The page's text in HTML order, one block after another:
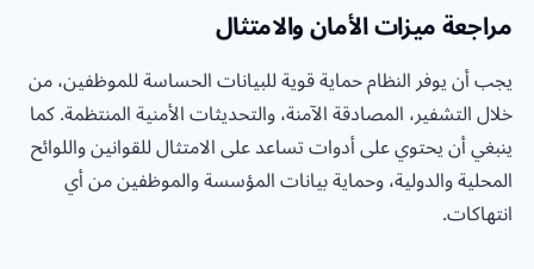
مراجعة ميزات الأمان والامتثال
يجب أن يوفر النظام حماية قوية للبيانات الحساسة للموظفين، من
خلال التشفير، المصادقة الآمنة، والتحديثات الأمنية المنتظمة. كما
ينبغي أن يحتوي على أدوات تساعد على الامتثال للقوانين واللوائح
المحلية والدولية، وحماية بيانات المؤسسة والموظفين من أي
انتهاكات.